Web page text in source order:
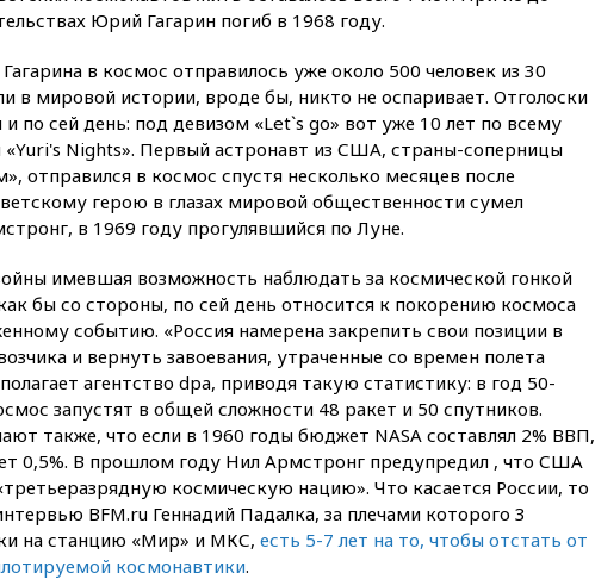
105 пляжах в Анапе
сенатора Нарусову в список
кандидатов в Совфед
13:57 Wildberries запустит
программу по открытию
партнерских хабов
13:53
Сенаторы Аргентины
одобрили скандальный
собственности
13:36 ABC News: запасы
вооружений США достигли
крайне низкого уровня
«Родина» просит
Верховный суд снять «Яблоко»
с выборов
13:11
Путин обсудил с
президентом ОАЭ ситуацию в
Персидском заливе и на
Украине
Юрий Гагарин погиб в 1968 году.
в космос отправилось уже около 500 человек из 30
в мировой истории, вроде бы, никто не оспаривает. Отголоски
по сей день: под девизом «Let`s go» вот уже 10 лет по всему
Nights». Первый астронавт из США, страны-соперницы
отправился в космос спустя несколько месяцев после
герою в глазах мировой общественности сумел
в 1969 году прогулявшийся по Луне.
имевшая возможность наблюдать за космической гонкой
бы со стороны, по сей день относится к покорению космоса
событию. «Россия намерена закрепить свои позиции в
и вернуть завоевания, утраченные со времен полета
агентство dpa, приводя такую статистику: в год 50-
запустят в общей сложности 48 ракет и 50 спутников.
также, что если в 1960 годы бюджет NASA составлял 2% ВВП,
0,5%. В прошлом году Нил Армстронг предупредил , что США
космическую нацию». Что касается России, то
BFM.ru Геннадий Падалка, за плечами которого 3
на станцию «Мир» и МКС, есть 5-7 лет на то, чтобы отстать от
космонавтики.